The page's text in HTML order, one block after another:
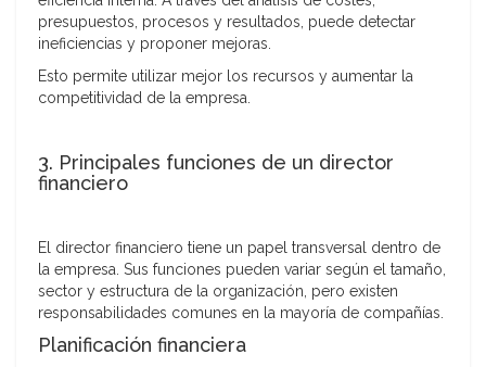
presupuestos, procesos y resultados, puede detectar
ineficiencias y proponer mejoras.
Esto permite utilizar mejor los recursos y aumentar la
competitividad de la empresa.
3. Principales funciones de un director
financiero
El director financiero tiene un papel transversal dentro de
la empresa. Sus funciones pueden variar según el tamaño,
sector y estructura de la organización, pero existen
responsabilidades comunes en la mayoría de compañías.
Planificación financiera